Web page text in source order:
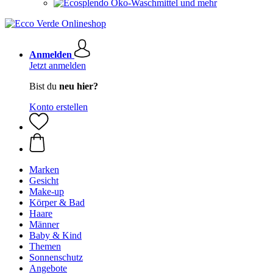
Öko-Waschmittel und mehr
Anmelden
Jetzt anmelden
Bist du neu hier?
Konto erstellen
Marken
Gesicht
Make-up
Körper & Bad
Haare
Männer
Baby & Kind
Themen
Sonnenschutz
Angebote